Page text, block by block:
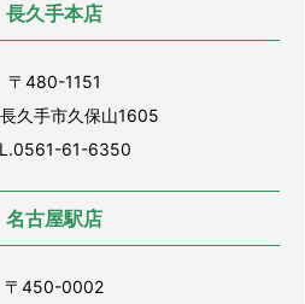
長久手本店
〒480-1151
久手市久保山1605
61-6350
名古屋駅店
〒450-0002